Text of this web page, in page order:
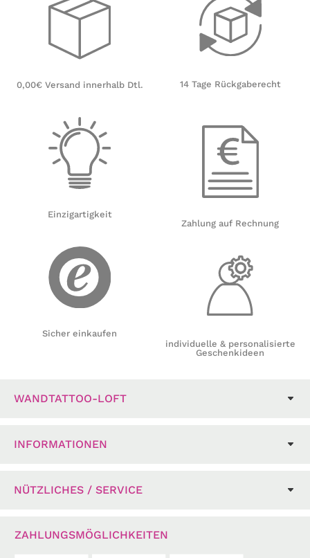
0,00€ Versand innerhalb Dtl.
Einzigartigkeit
Sicher einkaufen
14 Tage Rückgaberecht
Zahlung auf Rechnung
individuelle & personalisierte
Geschenkideen
WANDTATTOO-LOFT
INFORMATIONEN
NÜTZLICHES / SERVICE
ZAHLUNGSMÖGLICHKEITEN